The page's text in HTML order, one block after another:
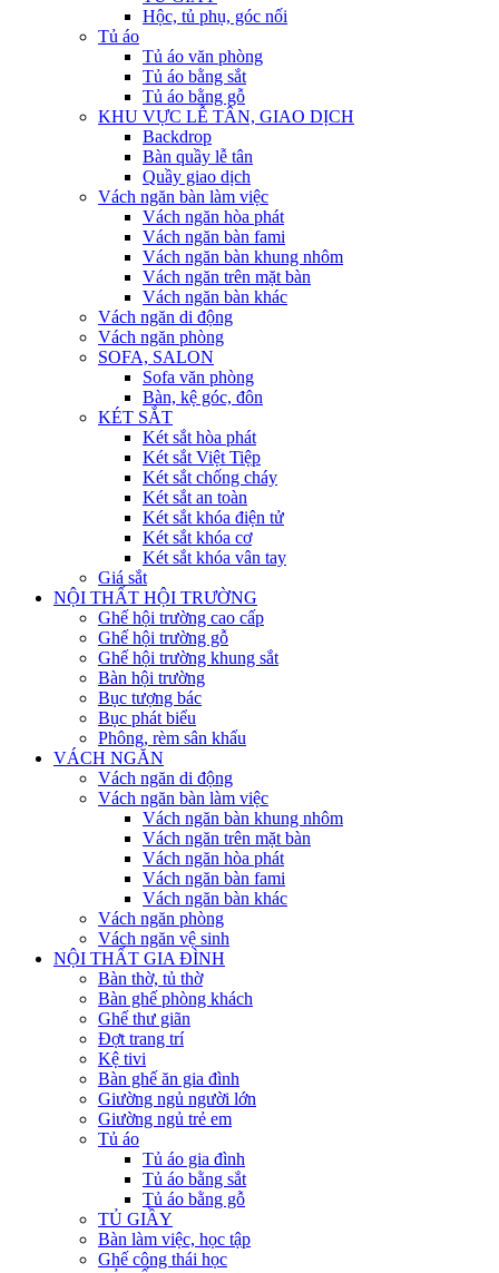
Hộc, tủ phụ, góc nối
Tủ áo
Tủ áo văn phòng
Tủ áo bằng sắt
Tủ áo bằng gỗ
KHU VỰC LỄ TÂN, GIAO DỊCH
Backdrop
Bàn quầy lễ tân
Quầy giao dịch
Vách ngăn bàn làm việc
Vách ngăn hòa phát
Vách ngăn bàn fami
Vách ngăn bàn khung nhôm
Vách ngăn trên mặt bàn
Vách ngăn bàn khác
Vách ngăn di động
Vách ngăn phòng
SOFA, SALON
Sofa văn phòng
Bàn, kệ góc, đôn
KÉT SẮT
Két sắt hòa phát
Két sắt Việt Tiệp
Két sắt chống cháy
Két sắt an toàn
Két sắt khóa điện tử
Két sắt khóa cơ
Két sắt khóa vân tay
Giá sắt
NỘI THẤT HỘI TRƯỜNG
Ghế hội trường cao cấp
Ghế hội trường gỗ
Ghế hội trường khung sắt
Bàn hội trường
Bục tượng bác
Bục phát biểu
Phông, rèm sân khấu
VÁCH NGĂN
Vách ngăn di động
Vách ngăn bàn làm việc
Vách ngăn bàn khung nhôm
Vách ngăn trên mặt bàn
Vách ngăn hòa phát
Vách ngăn bàn fami
Vách ngăn bàn khác
Vách ngăn phòng
Vách ngăn vệ sinh
NỘI THẤT GIA ĐÌNH
Bàn thờ, tủ thờ
Bàn ghế phòng khách
Ghế thư giãn
Đợt trang trí
Kệ tivi
Bàn ghế ăn gia đình
Giường ngủ người lớn
Giường ngủ trẻ em
Tủ áo
Tủ áo gia đình
Tủ áo bằng sắt
Tủ áo bằng gỗ
TỦ GIẦY
Bàn làm việc, học tập
Ghế công thái học